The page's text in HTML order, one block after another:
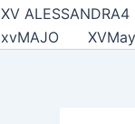
XV ALESSANDRA4
xvMAJO